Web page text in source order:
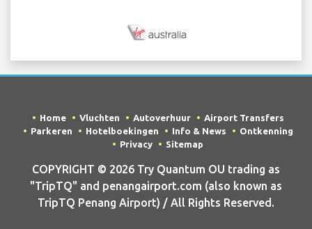
Home Vluchten Autoverhuur
Airport Transfers
Parkeren
Hotelboekingen Info & News
Ontkenning
Privacy
Sitemap
COPYRIGHT © 2026 Try Quantum OU trading as
"TripTQ" and penangairport.com (also known as
TripTQ Penang Airport) / All Rights Reserved.